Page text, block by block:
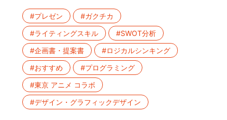
#プレゼン
#ガクチカ
#ライティングスキル
#SWOT分析
#企画書・提案書
#ロジカルシンキング
#おすすめ
#プログラミング
#東京 アニメ コラボ
#デザイン・グラフィックデザイン